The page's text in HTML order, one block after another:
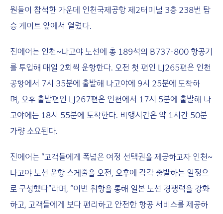
원들이 참석한 가운데 인천국제공항 제2터미널 3층 238번 탑
승 게이트 앞에서 열렸다.
진에어는 인천~나고야 노선에 총 189석의 B737-800 항공기
를 투입해 매일 2회씩 운항한다. 오전 첫 편인 LJ265편은 인천
공항에서 7시 35분에 출발해 나고야에 9시 25분에 도착하
며, 오후 출발편인 LJ267편은 인천에서 17시 5분에 출발해 나
고야에는 18시 55분에 도착한다. 비행시간은 약 1시간 50분
가량 소요된다.
진에어는 “고객들에게 폭넓은 여정 선택권을 제공하고자 인천~
나고야 노선 운항 스케줄을 오전, 오후에 각각 출발하는 일정으
로 구성했다”라며, “이번 취항을 통해 일본 노선 경쟁력을 강화
하고, 고객들에게 보다 편리하고 안전한 항공 서비스를 제공하